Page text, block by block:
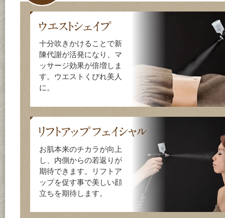
十分吹きかけることで新
陳代謝が活発になり、マ
ッサージ効果が倍増しま
す。ウエストくびれ美人
に。
お肌本来のチカラが向上
し、内側からの若返りが
期待できます。リフトア
ップを促す事で美しい顔
立ちを期待します。